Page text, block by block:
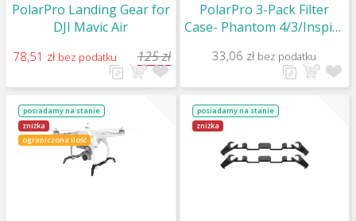
PolarPro Landing Gear for
DJI Mavic Air
78,51 zł bez podatku 125 zł
PolarPro 3-Pack Filter
Case- Phantom 4/3/Inspire
33,06 zł bez podatku
posiadamy na stanie
zniżka
ograniczona ilość
posiadamy na stanie
zniżka